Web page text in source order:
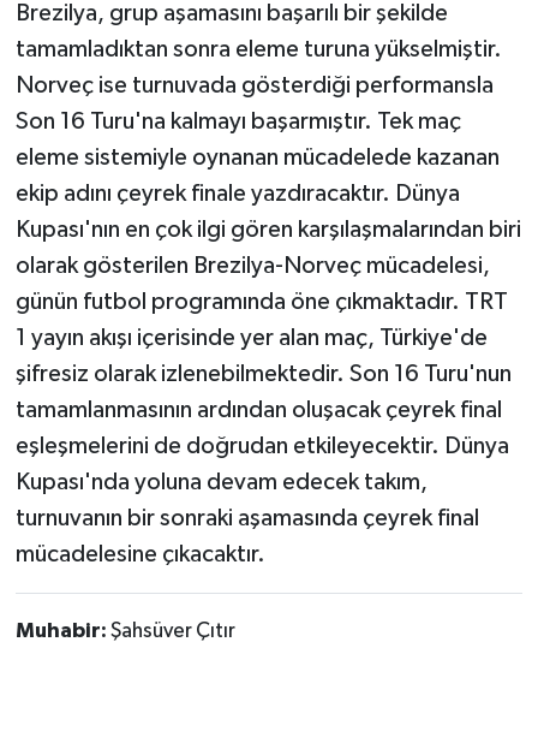
Brezilya, grup aşamasını başarılı bir şekilde
tamamladıktan sonra eleme turuna yükselmiştir.
Norveç ise turnuvada gösterdiği performansla
Son 16 Turu'na kalmayı başarmıştır. Tek maç
eleme sistemiyle oynanan mücadelede kazanan
ekip adını çeyrek finale yazdıracaktır. Dünya
Kupası'nın en çok ilgi gören karşılaşmalarından biri
olarak gösterilen Brezilya-Norveç mücadelesi,
günün futbol programında öne çıkmaktadır. TRT
1 yayın akışı içerisinde yer alan maç, Türkiye'de
şifresiz olarak izlenebilmektedir. Son 16 Turu'nun
tamamlanmasının ardından oluşacak çeyrek final
eşleşmelerini de doğrudan etkileyecektir. Dünya
Kupası'nda yoluna devam edecek takım,
turnuvanın bir sonraki aşamasında çeyrek final
mücadelesine çıkacaktır.
Muhabir: Şahsüver Çıtır